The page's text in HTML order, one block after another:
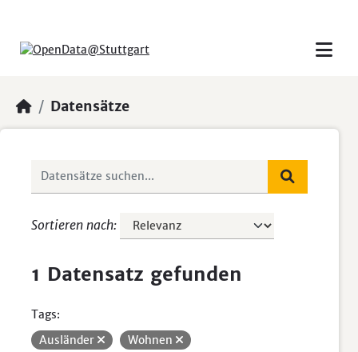
Datensätze
Sortieren nach
1 Datensatz gefunden
Tags:
Ausländer
Wohnen